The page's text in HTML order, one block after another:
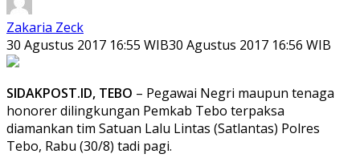
Zakaria Zeck
30 Agustus 2017 16:55 WIB30 Agustus 2017 16:56 WIB
SIDAKPOST.ID, TEBO – Pegawai Negri maupun tenaga
honorer dilingkungan Pemkab Tebo terpaksa
diamankan tim Satuan Lalu Lintas (Satlantas) Polres
Tebo, Rabu (30/8) tadi pagi.